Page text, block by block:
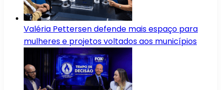
Valéria Pettersen defende mais espaço para
mulheres e projetos voltados aos municípios